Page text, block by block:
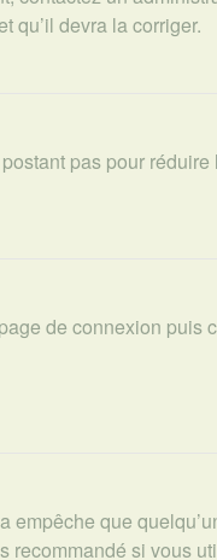
qu’il devra la corriger.
pas pour
de connexion puis
que
recommandé si vous